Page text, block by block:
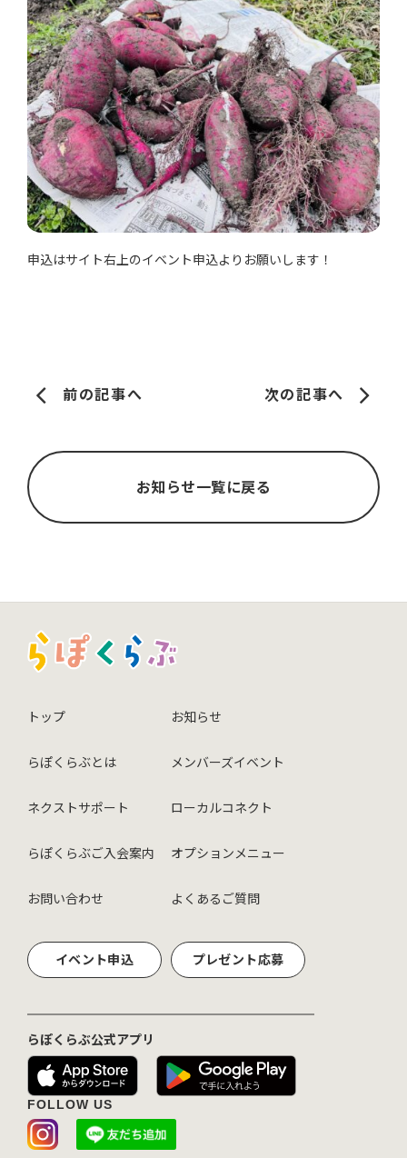
申込はサイト右上のイベント申込よりお願いします！
前の記事へ 次の記事へ
お知らせ一覧に戻る
トップ
らぽくらぶとは
ネクストサポート
らぽくらぶご入会案内
お問い合わせ
お知らせ
メンバーズイベント
ローカルコネクト
オプションメニュー
よくあるご質問
イベント申込 プレゼント応募
らぽくらぶ公式アプリ
FOLLOW US